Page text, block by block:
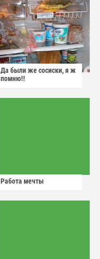
Да были же сосиски, я ж
помню!!
Работа мечты